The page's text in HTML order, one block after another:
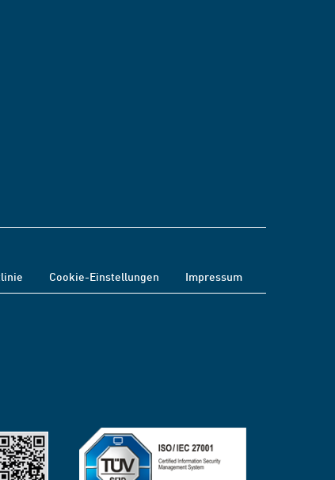
Cookie-Einstellungen Impressum